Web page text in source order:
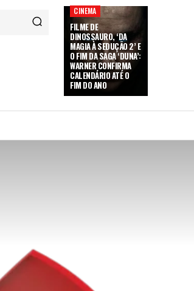
CINEMA
FILME DE
DINOSSAURO, ‘DA
MAGIA À SEDUÇÃO 2’ E
O FIM DA SAGA ‘DUNA’:
WARNER CONFIRMA
CALENDÁRIO ATÉ O
FIM DO ANO